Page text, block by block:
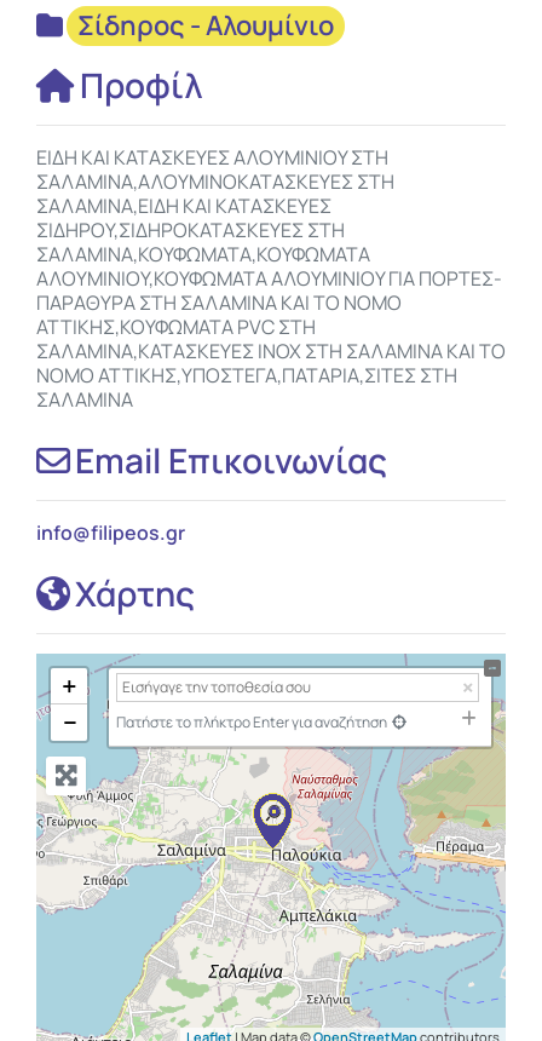
Σίδηρος - Αλουμίνιο
Προφίλ
ΕΙΔΗ ΚΑΙ ΚΑΤΑΣΚΕΥΕΣ ΑΛΟΥΜΙΝΙΟΥ ΣΤΗ
ΣΑΛΑΜΙΝΑ,ΑΛΟΥΜΙΝΟΚΑΤΑΣΚΕΥΕΣ ΣΤΗ
ΣΑΛΑΜΙΝΑ,ΕΙΔΗ ΚΑΙ ΚΑΤΑΣΚΕΥΕΣ
ΣΙΔΗΡΟΥ,ΣΙΔΗΡΟΚΑΤΑΣΚΕΥΕΣ ΣΤΗ
ΣΑΛΑΜΙΝΑ,ΚΟΥΦΩΜΑΤΑ,ΚΟΥΦΩΜΑΤΑ
ΑΛΟΥΜΙΝΙΟΥ,ΚΟΥΦΩΜΑΤΑ ΑΛΟΥΜΙΝΙΟΥ ΓΙΑ ΠΟΡΤΕΣ-
ΠΑΡΑΘΥΡΑ ΣΤΗ ΣΑΛΑΜΙΝΑ ΚΑΙ ΤΟ ΝΟΜΟ
ΑΤΤΙΚΗΣ,ΚΟΥΦΩΜΑΤΑ PVC ΣΤΗ
ΣΑΛΑΜΙΝΑ,ΚΑΤΑΣΚΕΥΕΣ INOX ΣΤΗ ΣΑΛΑΜΙΝΑ ΚΑΙ ΤΟ
ΝΟΜΟ ΑΤΤΙΚΗΣ,ΥΠΟΣΤΕΓΑ,ΠΑΤΑΡΙΑ,ΣΙΤΕΣ ΣΤΗ
ΣΑΛΑΜΙΝΑ
Email Επικοινωνίας
info@filipeos.gr
Χάρτης
+
−
Πατήστε το πλήκτρο Enter για αναζήτηση
Leaflet| Map data ©OpenStreetMapcontributors